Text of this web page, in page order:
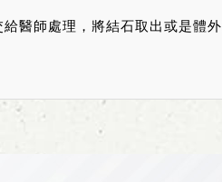
醫師處理，將結石取出或是體